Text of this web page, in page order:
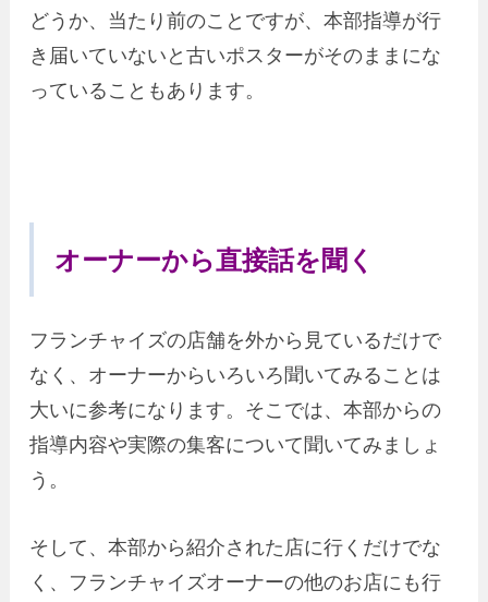
どうか、当たり前のことですが、本部指導が行
き届いていないと古いポスターがそのままにな
っていることもあります。
オーナーから直接話を聞く
フランチャイズの店舗を外から見ているだけで
なく、オーナーからいろいろ聞いてみることは
大いに参考になります。そこでは、本部からの
指導内容や実際の集客について聞いてみましょ
う。
そして、本部から紹介された店に行くだけでな
く、フランチャイズオーナーの他のお店にも行